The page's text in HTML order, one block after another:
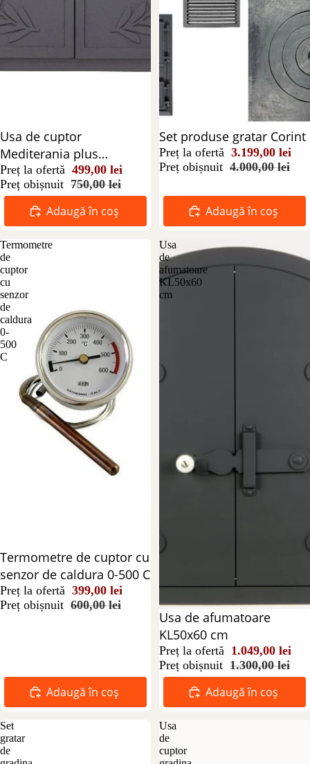
Reducere 33%
Usa de cuptor
Mediterania plus
termometru
Preț la ofertă 499,00 lei
Preț obișnuit 750,00 lei
Adaugă în coș
Reducere 20%
Set produse gratar Corint
Preț la ofertă 3.199,00 lei
Preț obișnuit 4.000,00 lei
Adaugă în coș
Termometre
de
cuptor
cu
senzor
de
caldura
0-
500
C
Reducere 34%
Termometre de cuptor cu
senzor de caldura 0-500 C
Preț la ofertă 399,00 lei
Preț obișnuit 600,00 lei
Adaugă în coș
Usa
de
afumatoare
KL50x60
cm
Reducere 19%
Usa de afumatoare
KL50x60 cm
Preț la ofertă 1.049,00 lei
Preț obișnuit 1.300,00 lei
Adaugă în coș
Set
gratar
de
Usa
de
cuptor